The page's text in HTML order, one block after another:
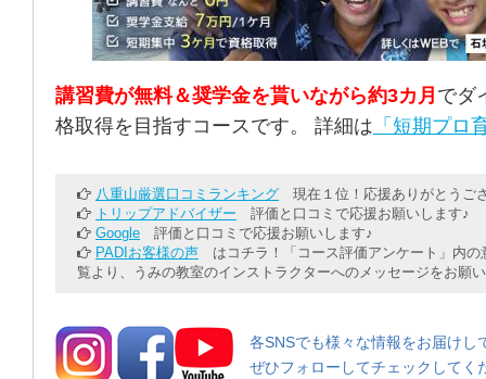
講習費が無料＆奨学金を貰いながら約3カ月 でダ
格取得を目指すコースです。 詳細は 「短期プロ
八重山厳選口コミランキング 現在１位！応援ありがとうご
トリップアドバイザー 評価と口コミで応援お願いします♪
Google 評価と口コミで応援お願いします♪
PADIお客様の声 はコチラ！「コース評価アンケート」内の
覧より、うみの教室のインストラクターへのメッセージをお願
各SNSでも様々な情報をお届けし
ぜひフォローしてチェックしてく